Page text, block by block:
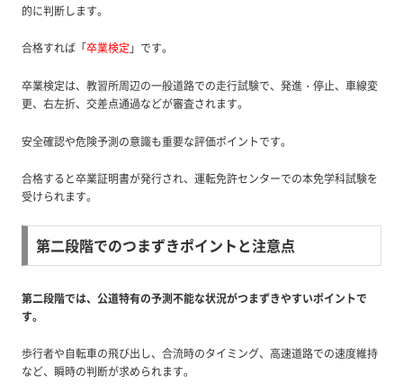
的に判断します。
合格すれば「卒業検定 」です。
卒業検定は、教習所周辺の一般道路での走行試験で、発進・停止、車線変
更、右左折、交差点通過などが審査されます。
安全確認や危険予測の意識も重要な評価ポイントです。
合格すると卒業証明書が発行され、運転免許センターでの本免学科試験を
受けられます。
第二段階でのつまずきポイントと注意点
第二段階では、公道特有の予測不能な状況がつまずきやすいポイントで
す。
歩行者や自転車の飛び出し、合流時のタイミング、高速道路での速度維持
など、瞬時の判断が求められます。